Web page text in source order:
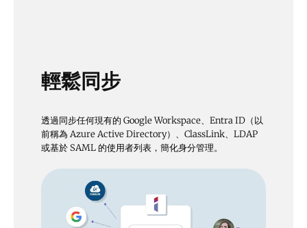
輕鬆同步
透過同步任何現有的 Google Workspace、Entra ID（以
前稱為 Azure Active Directory）、ClassLink、LDAP
或基於 SAML 的使用者列表，簡化身分管理。